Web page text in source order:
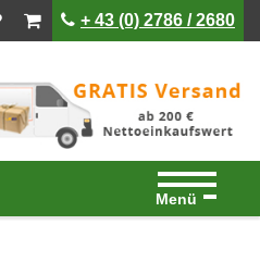
ist leerist leer+ 43 (0) 2786 / 2680
Menü